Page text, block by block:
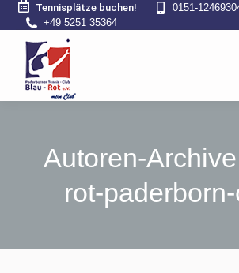
Tennisplätze buchen!
0151-
+49 5251 35364
Autoren-
rot-